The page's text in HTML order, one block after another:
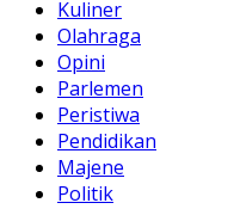
Kuliner
Olahraga
Opini
Parlemen
Peristiwa
Pendidikan
Majene
Politik